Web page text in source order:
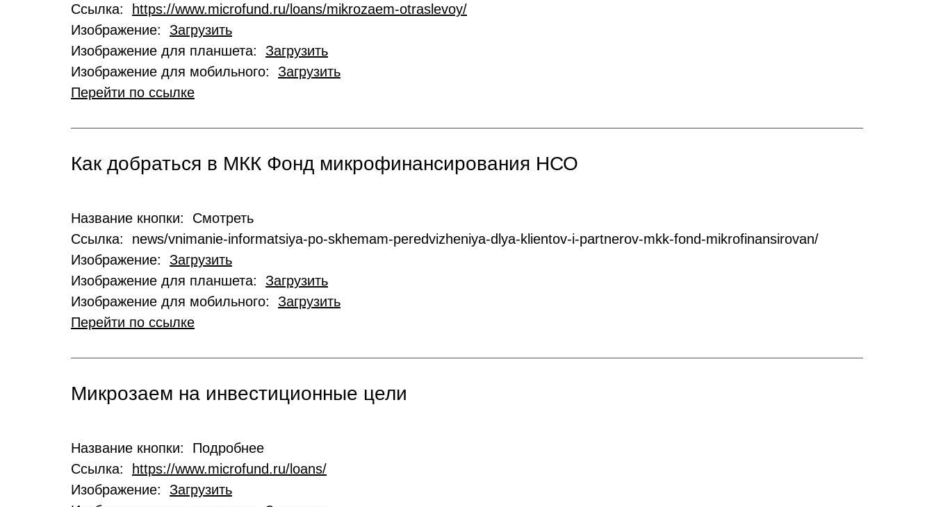
Ссылка:
https://www.microfund.ru/loans/mikrozaem-otraslevoy/
Изображение: Загрузить
Изображение для планшета: Загрузить
Изображение для мобильного: Загрузить
Перейти по ссылке
Как добраться в МКК Фонд микрофинансирования НСО
Название кнопки: Смотреть
Ссылка: news/vnimanie-informatsiya-po-skhemam-peredvizheniya-dlya-klientov-i-partnerov-mkk-fond-mikrofinansirovan/
Изображение: Загрузить
Изображение для планшета: Загрузить
Изображение для мобильного: Загрузить
Перейти по ссылке
Микрозаем на инвестиционные цели
Название кнопки: Подробнее
Ссылка:
https://www.microfund.ru/loans/
Изображение: Загрузить